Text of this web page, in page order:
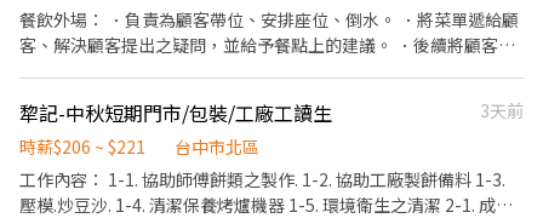
餐飲外場： ．負責為顧客帶位、安排座位、倒水。 ．將菜單遞給顧
客、解決顧客提出之疑問，並給予餐點上的建議。 ．後續將顧客點
並負責結帳、收銀等工作。 餐飲內場： ．擔任廚師的助手，處理烹
飪前與烹飪中之準備工作與其他餐廳相關事務。 ．負責洗、剝、
削、切各種食材。 ．負責清理工作環境、設備和餐具。 ．準備不同
餐點所需要的食材。 ．協助測量食材的容量與重量。 ．負責擺盤、
犂記-中秋短期門市/包裝/工廠工讀生
3天前
時薪$206 ~ $221
台中市北區
工作內容： 1-1. 協助師傅餅類之製作. 1-2. 協助工廠製餅備料 1-3.
壓模.炒豆沙. 1-4. 清潔保養烤爐機器 1-5. 環境衛生之清潔 2-1. 成品